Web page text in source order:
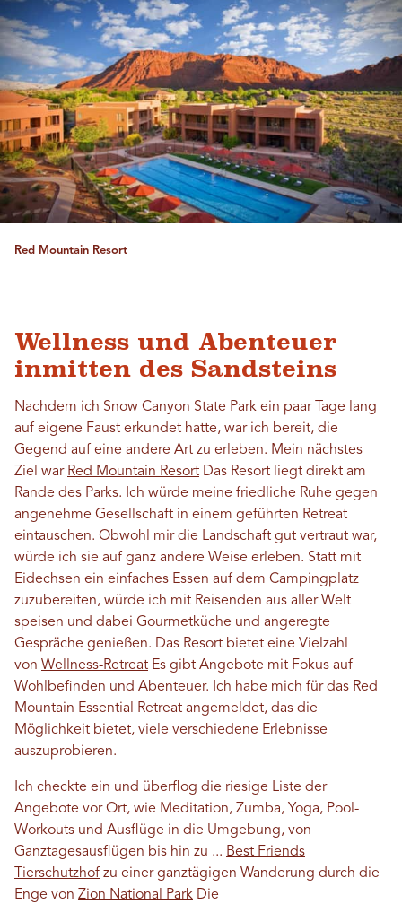
Red Mountain Resort
Wellness und Abenteuer
inmitten des Sandsteins
Nachdem ich Snow Canyon State Park ein paar Tage lang
auf eigene Faust erkundet hatte, war ich bereit, die
Gegend auf eine andere Art zu erleben. Mein nächstes
Ziel war Red Mountain Resort Das Resort liegt direkt am
Rande des Parks. Ich würde meine friedliche Ruhe gegen
angenehme Gesellschaft in einem geführten Retreat
eintauschen. Obwohl mir die Landschaft gut vertraut war,
würde ich sie auf ganz andere Weise erleben. Statt mit
Eidechsen ein einfaches Essen auf dem Campingplatz
zuzubereiten, würde ich mit Reisenden aus aller Welt
speisen und dabei Gourmetküche und angeregte
Gespräche genießen. Das Resort bietet eine Vielzahl
von Wellness-Retreat Es gibt Angebote mit Fokus auf
Wohlbefinden und Abenteuer. Ich habe mich für das Red
Mountain Essential Retreat angemeldet, das die
Möglichkeit bietet, viele verschiedene Erlebnisse
auszuprobieren.
Ich checkte ein und überflog die riesige Liste der
Angebote vor Ort, wie Meditation, Zumba, Yoga, Pool-
Workouts und Ausflüge in die Umgebung, von
Ganztagesausflügen bis hin zu ... Best Friends
Tierschutzhof zu einer ganztägigen Wanderung durch die
Enge von Zion National Park Die